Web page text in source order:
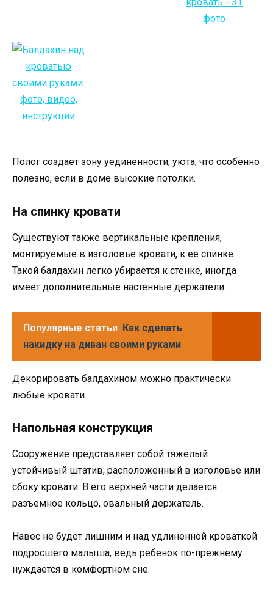
Полог создает зону уединенности, уюта, что особенно
полезно, если в доме высокие потолки.
На спинку кровати
Существуют также вертикальные крепления,
монтируемые в изголовье кровати, к ее спинке.
Такой балдахин легко убирается к стенке, иногда
имеет дополнительные настенные держатели.
Популярные статьи Как сделать
накидку на диван своими руками
Декорировать балдахином можно практически
любые кровати.
Напольная конструкция
Сооружение представляет собой тяжелый
устойчивый штатив, расположенный в изголовье или
сбоку кровати. В его верхней части делается
разъемное кольцо, овальный держатель.
Навес не будет лишним и над удлиненной кроваткой
подросшего малыша, ведь ребенок по-прежнему
нуждается в комфортном сне.